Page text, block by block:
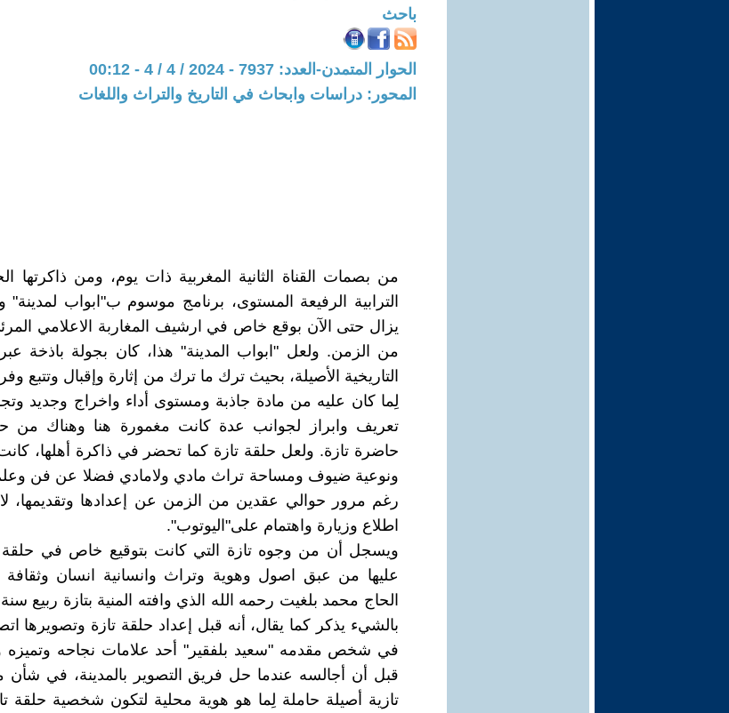
باحث
الحوار المتمدن-العدد: 7937 - 2024 / 4 / 4 - 00:12
المحور: دراسات وابحاث في التاريخ والتراث واللغات
من بصمات القناة الثانية المغربية ذات يوم، ومن ذاكرتها
الترابية الرفيعة المستوى، برنامج موسوم ب"ابواب
يزال حتى الآن بوقع خاص في ارشيف المغاربة الاعلامي
من الزمن. ولعل "ابواب المدينة" هذا، كان بجولة باذخة
التاريخية الأصيلة، بحيث ترك ما ترك من إثارة وإقبال وتتبع
لِما كان عليه من مادة جاذبة ومستوى أداء واخراج وجديد
تعريف وابراز لجوانب عدة كانت مغمورة هنا وهناك من
حاضرة تازة. ولعل حلقة تازة كما تحضر في ذاكرة أهلها،
ونوعية ضيوف ومساحة تراث مادي ولامادي فضلا عن فن
رغم مرور حوالي عقدين من الزمن عن إعدادها وتقديمها،
اطلاع وزيارة واهتمام على"اليوتوب".
ويسجل أن من وجوه تازة التي كانت بتوقيع خاص في حلقة
عليها من عبق اصول وهوية وتراث وانسانية انسان وثقافة
بالشيء يذكر كما يقال، أنه قبل إعداد حلقة تازة وتصويرها
في شخص مقدمه "سعيد بلفقير" أحد علامات نجاحه وتميزه
قبل أن أجالسه عندما حل فريق التصوير بالمدينة، في
تازية أصيلة حاملة لِما هو هوية محلية لتكون شخصية حلقة